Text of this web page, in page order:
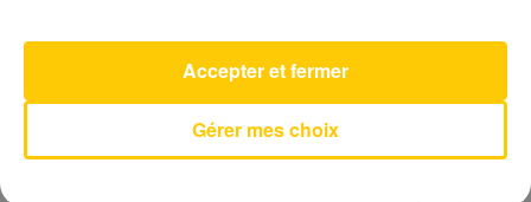
Gérer mes choix
Accepter et fermer